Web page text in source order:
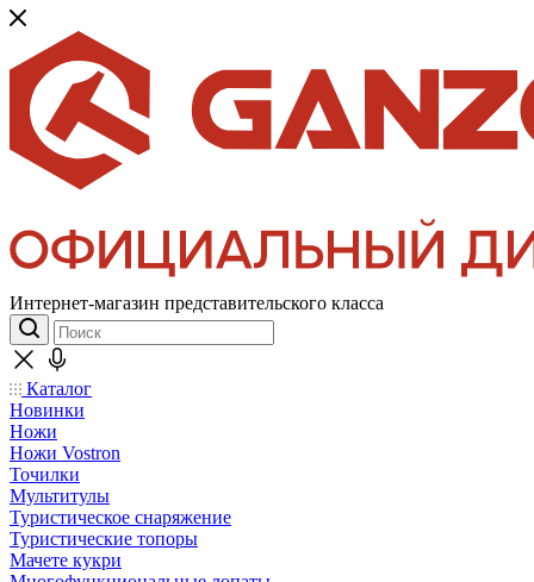
Интернет-магазин представительского класса
Каталог
Новинки
Ножи
Ножи Vostron
Точилки
Мультитулы
Туристическое снаряжение
Туристические топоры
Мачете кукри